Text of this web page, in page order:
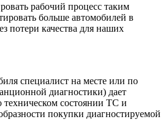
рабочий процесс таким
больше автомобилей в
потери качества для наших
специалист на месте или по
диагностики) дает
техническом состоянии ТС и
покупки диагностируемой